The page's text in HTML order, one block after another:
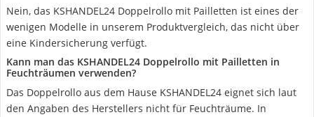
Nein, das KSHANDEL24 Doppelrollo mit Pailletten ist eines der
wenigen Modelle in unserem Produktvergleich, das nicht über
eine Kindersicherung verfügt.
Kann man das KSHANDEL24 Doppelrollo mit Pailletten in
Feuchträumen verwenden?
Das Doppelrollo aus dem Hause KSHANDEL24 eignet sich laut
den Angaben des Herstellers nicht für Feuchträume. In